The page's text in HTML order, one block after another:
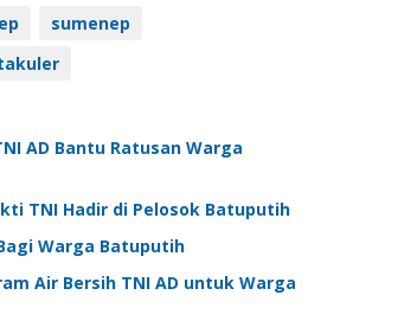
sumenep
AD Bantu Ratusan Warga
TNI Hadir di Pelosok Batuputih
Warga Batuputih
Air Bersih TNI AD untuk Warga